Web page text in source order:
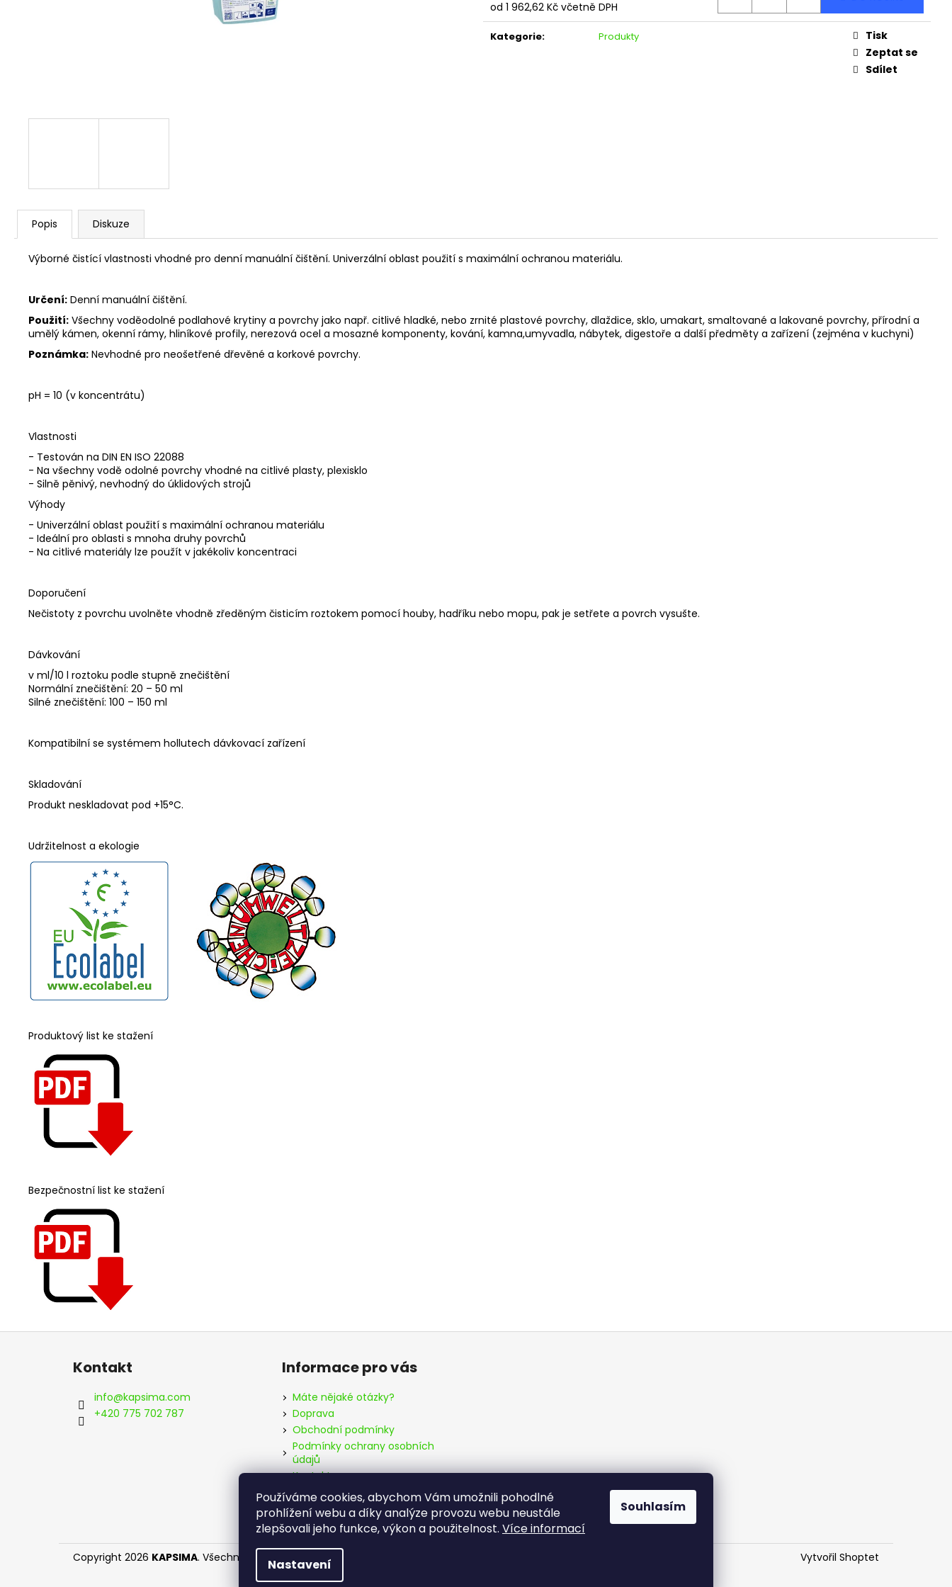
Používáme cookies, abychom Vám umožnili pohodlné
prohlížení webu a díky analýze provozu webu neustále
zlepšovali jeho funkce, výkon a použitelnost. Více informací
Nastavení
Souhlasím
od 1 962,62 Kč včetně DPH
Měrná
cena:
Kategorie: Produkty
Tisk
Zeptat se
Sdílet
Popis Diskuze
Výborné čistící vlastnosti vhodné pro denní manuální čištění. Univerzální oblast použití s maximální ochranou materiálu.
Určení: Denní manuální čištění.
Použití: Všechny voděodolné podlahové krytiny a povrchy jako např. citlivé hladké, nebo zrnité plastové povrchy, dlaždice, sklo, umakart, smaltované a lakované povrchy, přírodní a
umělý kámen, okenní rámy, hliníkové profily, nerezová ocel a mosazné komponenty, kování, kamna,umyvadla, nábytek, digestoře a další předměty a zařízení (zejména v kuchyni)
Poznámka: Nevhodné pro neošetřené dřevěné a korkové povrchy.
pH = 10 (v koncentrátu)
Vlastnosti
- Testován na DIN EN ISO 22088
- Na všechny vodě odolné povrchy vhodné na citlivé plasty, plexisklo
- Silně pěnivý, nevhodný do úklidových strojů
Výhody
- Univerzální oblast použití s maximální ochranou materiálu
- Ideální pro oblasti s mnoha druhy povrchů
- Na citlivé materiály lze použít v jakékoliv koncentraci
Doporučení
Nečistoty z povrchu uvolněte vhodně zředěným čisticím roztokem pomocí houby, hadříku nebo mopu, pak je setřete a povrch vysušte.
Dávkování
v ml/10 l roztoku podle stupně znečištění
Normální znečištění: 20 – 50 ml
Silné znečištění: 100 – 150 ml
Kompatibilní se systémem hollutech dávkovací zařízení
Skladování
Produkt neskladovat pod +15°C.
Udržitelnost a ekologie
Produktový list ke stažení
Bezpečnostní list ke stažení
Z
Kontakt
info@kapsima.com
+420 775 702 787
Informace pro vás
Máte nějaké otázky?
Doprava
Obchodní podmínky
Podmínky ochrany osobních
údajů
Kontakty
Vytvořil Shoptet
Copyright 2026 KAPSIMA. Všechna práva vyhrazena.